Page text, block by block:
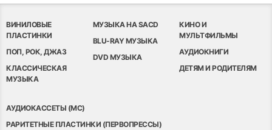
ВИНИЛОВЫЕ
ПЛАСТИНКИ
ПОП, РОК, ДЖАЗ
КЛАССИЧЕСКАЯ
МУЗЫКА
МУЗЫКА НА SACD
BLU-RAY МУЗЫКА
DVD МУЗЫКА
КИНО И
МУЛЬТФИЛЬМЫ
АУДИОКНИГИ
ДЕТЯМ И РОДИТЕЛЯМ
АУДИОКАССЕТЫ (MC)
РАРИТЕТНЫЕ ПЛАСТИНКИ (ПЕРВОПРЕССЫ)